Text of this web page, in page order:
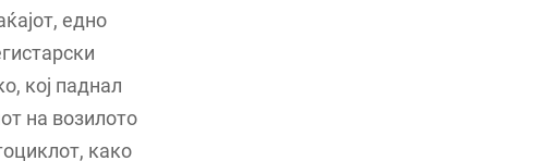
едно
кој паднал
на возилото
како